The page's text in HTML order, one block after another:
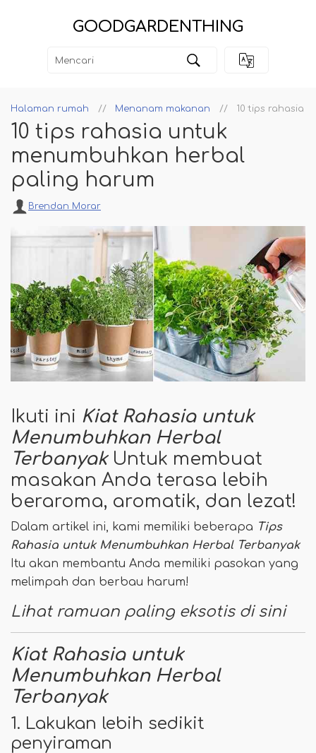
GOODGARDENTHING
Halaman rumah Menanam makanan 10 tips rahasia
10 tips rahasia untuk
menumbuhkan herbal
paling harum
Brendan Morar
Ikuti ini Kiat Rahasia untuk
Menumbuhkan Herbal
TerbanyakUntuk membuat
masakan Anda terasa lebih
beraroma, aromatik, dan lezat!
Dalam artikel ini, kami memiliki beberapa Tips
Rahasia untuk Menumbuhkan Herbal Terbanyak
Itu akan membantu Anda memiliki pasokan yang
melimpah dan berbau harum!
Lihat ramuan paling eksotis di sini
Kiat Rahasia untuk
Menumbuhkan Herbal
Terbanyak
1. Lakukan lebih sedikit
penyiraman